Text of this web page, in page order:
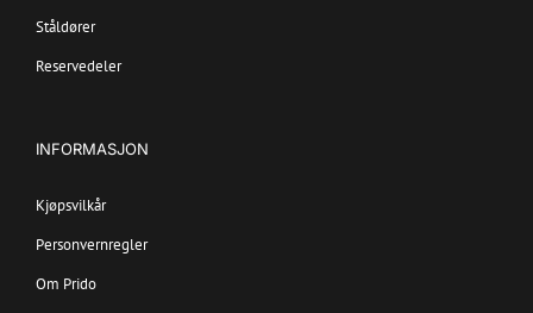
Ståldører
Reservedeler
INFORMASJON
Kjøpsvilkår
Personvernregler
Om Prido